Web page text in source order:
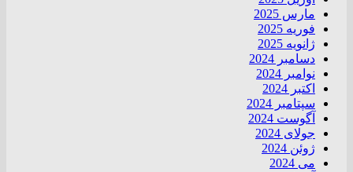
مارس 2025
فوریه 2025
ژانویه 2025
دسامبر 2024
نوامبر 2024
اکتبر 2024
سپتامبر 2024
آگوست 2024
جولای 2024
ژوئن 2024
می 2024